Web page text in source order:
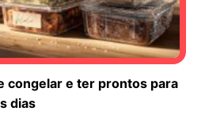
congelar e ter prontos para
dias